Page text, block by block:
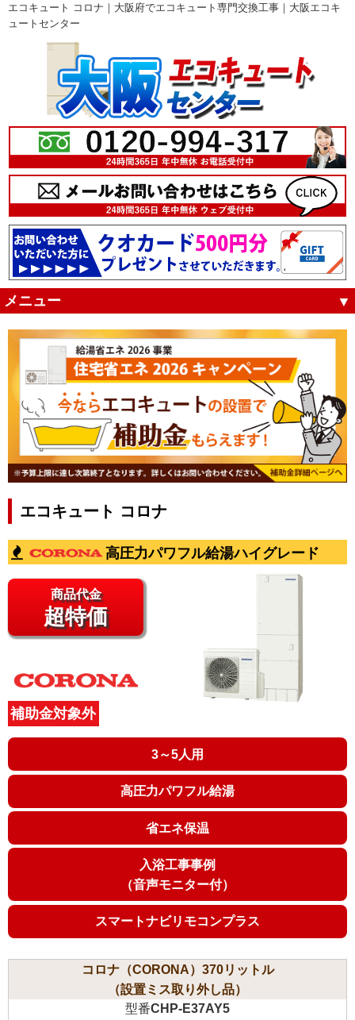
エコキュート コロナ｜大阪府でエコキュート専門交換工事｜大阪エコキ
ュートセンター
メニュー
エコキュート コロナ
高圧力パワフル給湯ハイグレード
商品代金
超特価
補助金対象外
3～5人用
高圧力パワフル給湯
省エネ保温
入浴工事事例
（音声モニター付）
スマートナビリモコンプラス
コロナ（CORONA）370リットル
（設置ミス取り外し品）
型番CHP-E37AY5